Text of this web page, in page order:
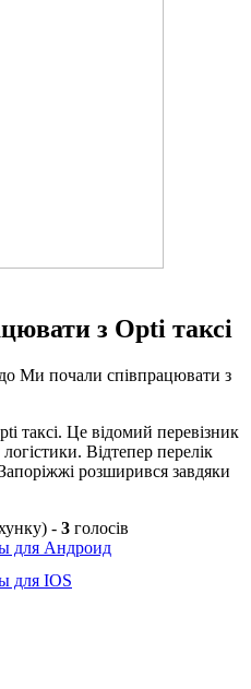
з Opti таксі
до Ми почали співпрацювати з
таксі. Це відомий перевізник
Відтепер перелік
розширився завдяки
- 3 голосів